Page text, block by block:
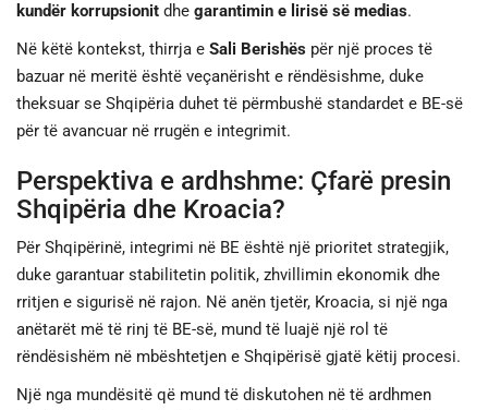
kundër korrupsionit dhe garantimin e lirisë së medias.
Në këtë kontekst, thirrja e Sali Berishës për një proces të
bazuar në meritë është veçanërisht e rëndësishme, duke
theksuar se Shqipëria duhet të përmbushë standardet e BE-së
për të avancuar në rrugën e integrimit.
Perspektiva e ardhshme: Çfarë presin
Shqipëria dhe Kroacia?
Për Shqipërinë, integrimi në BE është një prioritet strategjik,
duke garantuar stabilitetin politik, zhvillimin ekonomik dhe
rritjen e sigurisë në rajon. Në anën tjetër, Kroacia, si një nga
anëtarët më të rinj të BE-së, mund të luajë një rol të
rëndësishëm në mbështetjen e Shqipërisë gjatë këtij procesi.
Një nga mundësitë që mund të diskutohen në të ardhmen